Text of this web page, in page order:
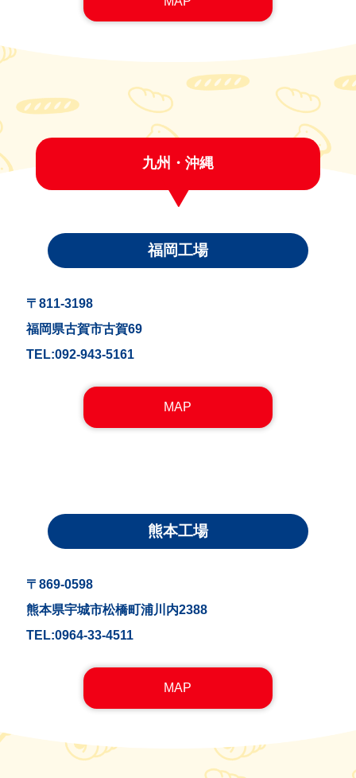
九州・沖縄
福岡工場
〒811-3198
福岡県古賀市古賀69
TEL:092-943-5161
MAP
熊本工場
〒869-0598
熊本県宇城市松橋町浦川内2388
TEL:0964-33-4511
MAP